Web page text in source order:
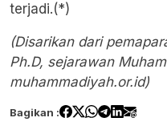
terjadi.(*)
(Disarikan dari
Ph.D, sejarawan
muhammadiyah.or.id)
Bagikan :